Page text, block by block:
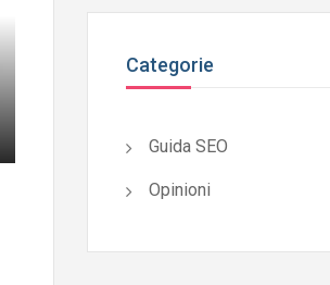
Categorie
Guida SEO
Opinioni